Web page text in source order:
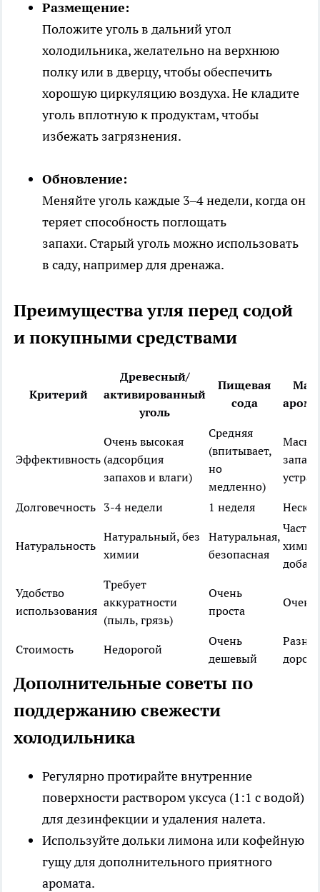
Размещение:
Положите уголь в дальний угол
холодильника, желательно на верхнюю
полку или в дверцу, чтобы обеспечить
хорошую циркуляцию воздуха. Не кладите
уголь вплотную к продуктам, чтобы
избежать загрязнения.
Обновление:
Меняйте уголь каждые 3–4 недели, когда он
теряет способность поглощать
запахи. Старый уголь можно использовать
в саду, например для дренажа.
Преимущества угля перед содой
и покупными средствами
Критерий
Древесный/
активированный
уголь
Пищевая
сода
Эффективность
Очень высокая
(адсорбция
запахов и влаги)
Средняя
(впитывает,
но
медленно)
запах,
Долговечность 3-4 недели 1 неделя
Натуральность
Натуральный, без
химии
Натуральная,
безопасная
Часто с
Удобство
использования
Требует
аккуратности
(пыль, грязь)
Очень
проста
Очень
Стоимость Недорогой
Очень
дешевый
Дополнительные советы по
поддержанию свежести
холодильника
Регулярно протирайте внутренние
поверхности раствором уксуса (1:1 с водой)
для дезинфекции и удаления налета.
Используйте дольки лимона или кофейную
гущу для дополнительного приятного
аромата.